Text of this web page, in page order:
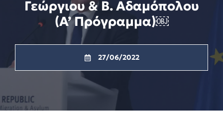
Γεώργιου & Β. Αδαμόπολου
(Α’ Πρόγραμμα)￼
27/06/2022